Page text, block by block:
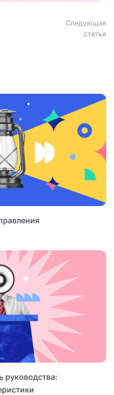
Следующая
статья
руководства: